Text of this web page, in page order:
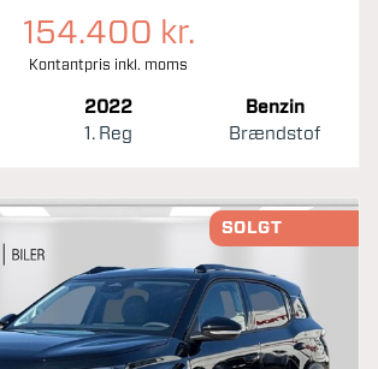
154.400 kr.
Kontantpris inkl. moms
2022
1. Reg
Benzin
Brændstof
SOLGT